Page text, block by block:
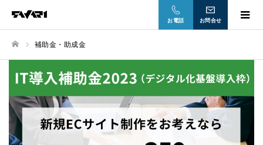
お電話 お問合せ
補助金・助成金